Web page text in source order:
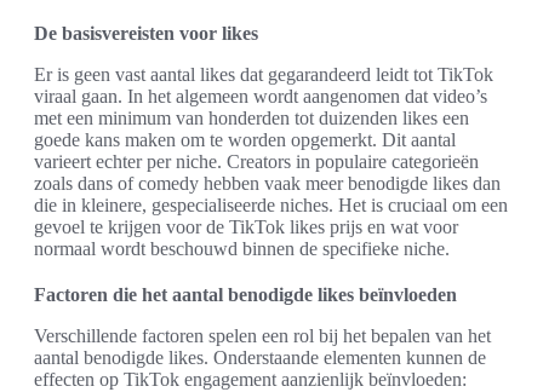
De basisvereisten voor likes
Er is geen vast aantal likes dat gegarandeerd leidt tot TikTok
viraal gaan. In het algemeen wordt aangenomen dat video’s
met een minimum van honderden tot duizenden likes een
goede kans maken om te worden opgemerkt. Dit aantal
varieert echter per niche. Creators in populaire categorieën
zoals dans of comedy hebben vaak meer benodigde likes dan
die in kleinere, gespecialiseerde niches. Het is cruciaal om een
gevoel te krijgen voor de TikTok likes prijs en wat voor
normaal wordt beschouwd binnen de specifieke niche.
Factoren die het aantal benodigde likes beïnvloeden
Verschillende factoren spelen een rol bij het bepalen van het
aantal benodigde likes. Onderstaande elementen kunnen de
effecten op TikTok engagement aanzienlijk beïnvloeden: